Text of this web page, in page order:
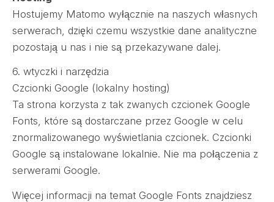
Hostujemy Matomo wyłącznie na naszych własnych
serwerach, dzięki czemu wszystkie dane analityczne
pozostają u nas i nie są przekazywane dalej.
6. wtyczki i narzędzia
Czcionki Google (lokalny hosting)
Ta strona korzysta z tak zwanych czcionek Google
Fonts, które są dostarczane przez Google w celu
znormalizowanego wyświetlania czcionek. Czcionki
Google są instalowane lokalnie. Nie ma połączenia z
serwerami Google.
Więcej informacji na temat Google Fonts znajdziesz